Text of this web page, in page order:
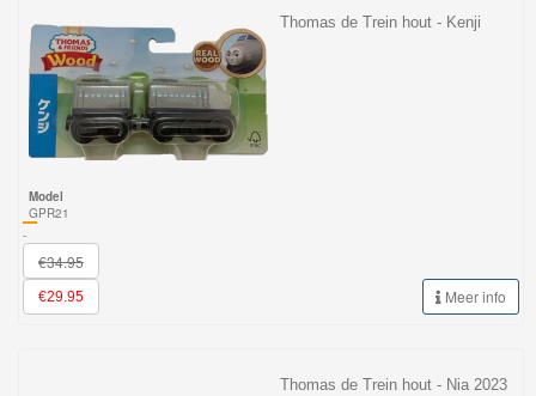
Thomas de Trein hout - Kenji
Model
GPR21
-
€34.95
€29.95 Meer info
Thomas de Trein hout - Nia 2023